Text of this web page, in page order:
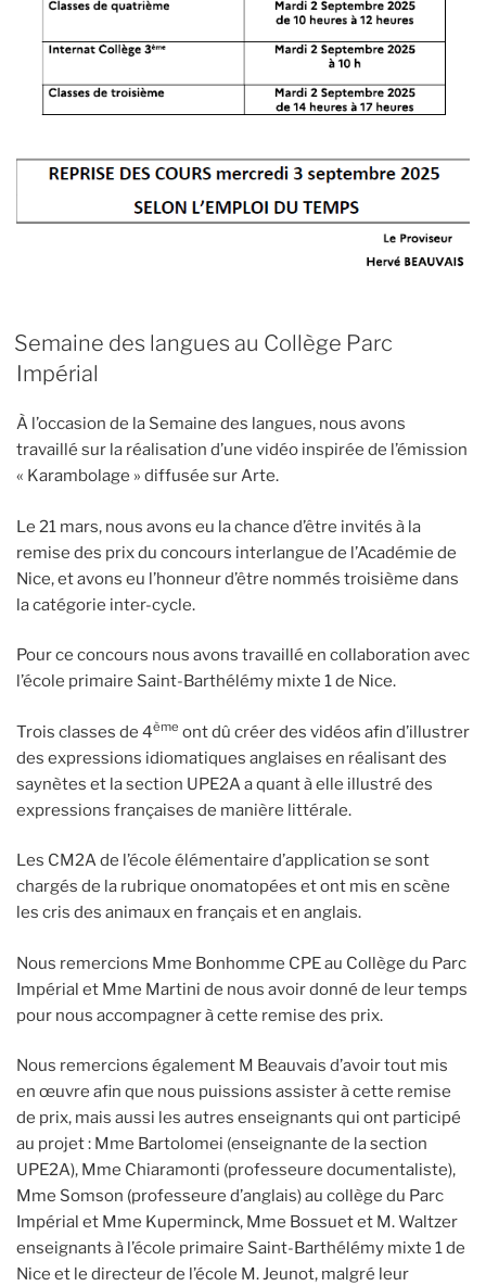
Semaine des langues au Collège Parc
Impérial
À l’occasion de la Semaine des langues, nous avons
travaillé sur la réalisation d’une vidéo inspirée de l’émission
« Karambolage » diffusée sur Arte.
Le 21 mars, nous avons eu la chance d’être invités à la
remise des prix du concours interlangue de l’Académie de
Nice, et avons eu l’honneur d’être nommés troisième dans
la catégorie inter-cycle.
Pour ce concours nous avons travaillé en collaboration avec
l’école primaire Saint-Barthélémy mixte 1 de Nice.
Trois classes de 4ème ont dû créer des vidéos afin d’illustrer
des expressions idiomatiques anglaises en réalisant des
saynètes et la section UPE2A a quant à elle illustré des
expressions françaises de manière littérale.
Les CM2A de l’école élémentaire d’application se sont
chargés de la rubrique onomatopées et ont mis en scène
les cris des animaux en français et en anglais.
Nous remercions Mme Bonhomme CPE au Collège du Parc
Impérial et Mme Martini de nous avoir donné de leur temps
pour nous accompagner à cette remise des prix.
Nous remercions également M Beauvais d’avoir tout mis
en œuvre afin que nous puissions assister à cette remise
de prix, mais aussi les autres enseignants qui ont participé
au projet : Mme Bartolomei (enseignante de la section
UPE2A), Mme Chiaramonti (professeure documentaliste),
Mme Somson (professeure d’anglais) au collège du Parc
Impérial et Mme Kuperminck, Mme Bossuet et M. Waltzer
enseignants à l’école primaire Saint-Barthélémy mixte 1 de
Nice et le directeur de l’école M. Jeunot, malgré leur